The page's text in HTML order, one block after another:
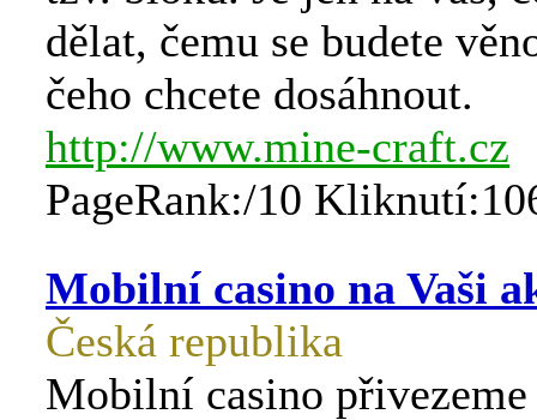
dělat, čemu se budete
čeho chcete dosáhnout.
http://www.mine-craft.cz
PageRank:/10
Mobilní casino na Vaši
Česká republika
Mobilní casino přivezeme